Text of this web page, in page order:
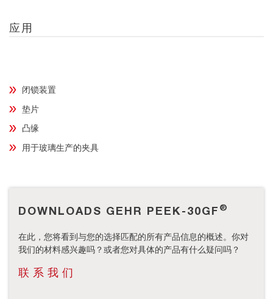
应用
闭锁装置
垫片
凸缘
用于玻璃生产的夹具
DOWNLOADS GEHR PEEK-30GF ®
在此，您将看到与您的选择匹配的所有产品信息的概述。你对
我们的材料感兴趣吗？或者您对具体的产品有什么疑问吗？
联系我们